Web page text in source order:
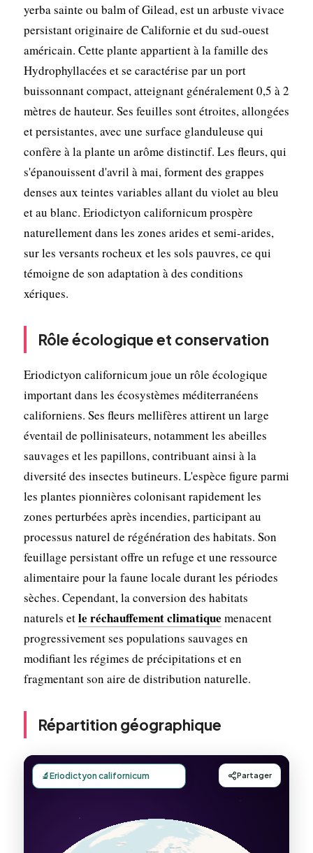
yerba sainte ou balm of Gilead, est un arbuste vivace
persistant originaire de Californie et du sud-ouest
américain. Cette plante appartient à la famille des
Hydrophyllacées et se caractérise par un port
buissonnant compact, atteignant généralement 0,5 à 2
mètres de hauteur. Ses feuilles sont étroites, allongées
et persistantes, avec une surface glanduleuse qui
confère à la plante un arôme distinctif. Les fleurs, qui
s'épanouissent d'avril à mai, forment des grappes
denses aux teintes variables allant du violet au bleu
et au blanc. Eriodictyon californicum prospère
naturellement dans les zones arides et semi-arides,
sur les versants rocheux et les sols pauvres, ce qui
témoigne de son adaptation à des conditions
xériques.
Rôle écologique et conservation
Eriodictyon californicum joue un rôle écologique
important dans les écosystèmes méditerranéens
californiens. Ses fleurs mellifères attirent un large
éventail de pollinisateurs, notamment les abeilles
sauvages et les papillons, contribuant ainsi à la
diversité des insectes butineurs. L'espèce figure parmi
les plantes pionnières colonisant rapidement les
zones perturbées après incendies, participant au
processus naturel de régénération des habitats. Son
feuillage persistant offre un refuge et une ressource
alimentaire pour la faune locale durant les périodes
sèches. Cependant, la conversion des habitats
naturels etle réchauffement climatique menacent
progressivement ses populations sauvages en
modifiant les régimes de précipitations et en
fragmentant son aire de distribution naturelle.
Répartition géographique